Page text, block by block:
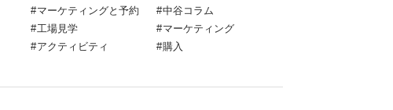
マーケティングと予約
中谷コラム
工場見学
マーケティング
アクティビティ 購入